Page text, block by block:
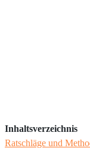
Inhaltsverzeichnis
Ratschläge und